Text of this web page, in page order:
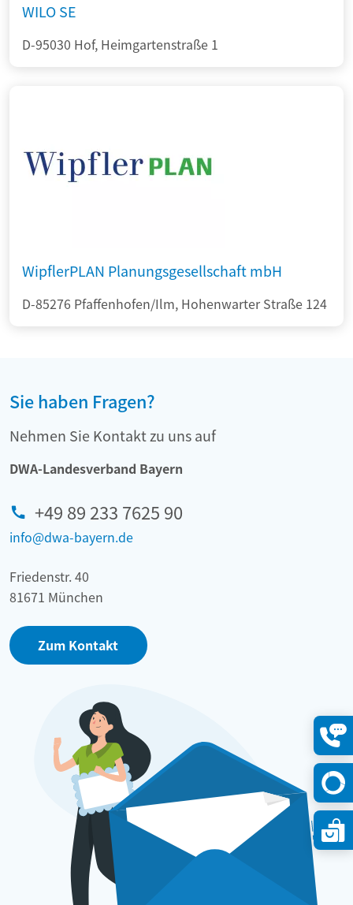
WILO SE
D-95030 Hof, Heimgartenstraße 1
WipflerPLAN Planungsgesellschaft mbH
D-85276 Pfaffenhofen/Ilm, Hohenwarter Straße 124
Sie haben Fragen?
Nehmen Sie Kontakt zu uns auf
DWA-Landesverband Bayern
+49 89 233 7625 90
info@dwa-bayern.de
Friedenstr. 40
81671 München
Zum Kontakt